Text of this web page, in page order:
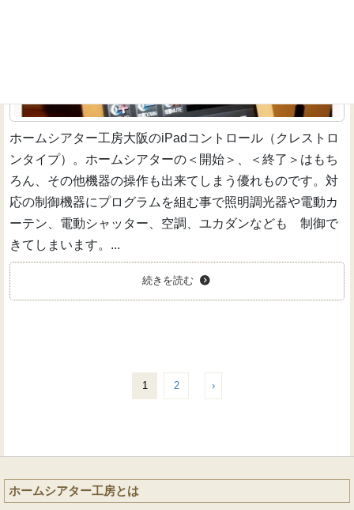
ホームシアター工房大阪のiPadコントロール（クレストロ
ンタイプ）。ホームシアターの＜開始＞、＜終了＞はもち
ろん、その他機器の操作も出来てしまう優れものです。対
応の制御機器にプログラムを組む事で照明調光器や電動カ
ーテン、電動シャッター、空調、ユカダンなども 制御で
きてしまいます。...
続きを読む
1 2 ›
ホームシアター工房とは